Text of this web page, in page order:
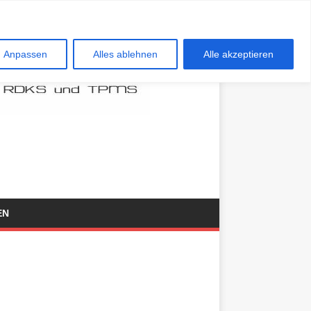
Anpassen Alles ablehnen Alle akzeptieren